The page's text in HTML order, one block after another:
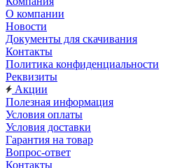
О компании
Новости
Документы для скачивания
Контакты
Политика конфиденциальности
Реквизиты
Акции
Полезная информация
Условия оплаты
Условия доставки
Гарантия на товар
Вопрос-ответ
Контакты